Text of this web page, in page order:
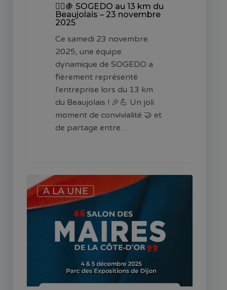
🏃‍♂️🍇 SOGEDO au 13 km du
Beaujolais – 23 novembre
2025
Ce samedi 23 novembre
2025, une équipe
dynamique de SOGEDO a
fièrement représenté
l'entreprise lors du 13 km
du Beaujolais ! 🎉💪 Un joli
moment de convivialité 🤝 et
de partage entre…
📢 Retrouvez-
nous
au
Côte
A LA UNE